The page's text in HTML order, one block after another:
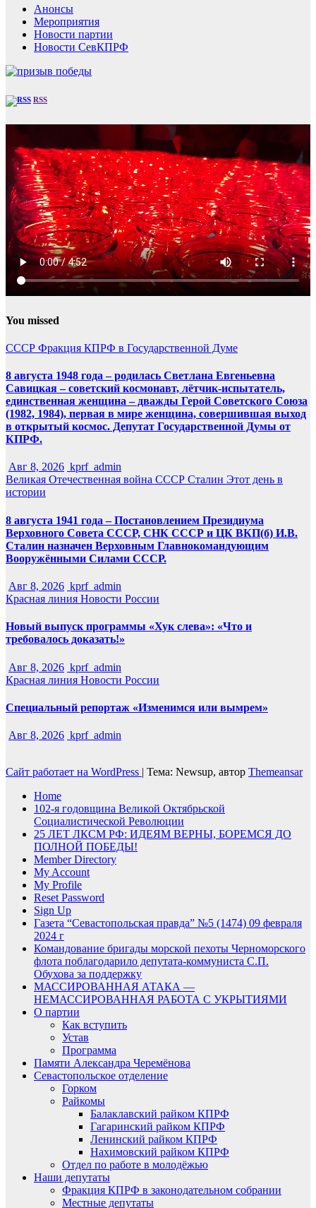
Анонсы
Мероприятия
Новости партии
Новости СевКПРФ
RSS
You missed
СССР Фракция КПРФ в Государственной Думе
8 августа 1948 года – родилась Светлана Евгеньевна
Савицкая – советский космонавт, лётчик-испытатель,
единственная женщина – дважды Герой Советского Союза
(1982, 1984), первая в мире женщина, совершившая выход
в открытый космос. Депутат Государственной Думы от
КПРФ.
Авг 8, 2026 kprf_admin
Великая Отечественная война СССР Сталин Этот день в
истории
8 августа 1941 года – Постановлением Президиума
Верховного Совета СССР, СНК СССР и ЦК ВКП(б) И.В.
Сталин назначен Верховным Главнокомандующим
Вооружёнными Силами СССР.
Авг 8, 2026 kprf_admin
Красная линия Новости России
Новый выпуск программы «Хук слева»: «Что и
требовалось доказать!»
Авг 8, 2026 kprf_admin
Красная линия Новости России
Специальный репортаж «Изменимся или вымрем»
Авг 8, 2026 kprf_admin
Сайт работает на WordPress | Тема: Newsup, автор Themeansar
Home
102-я годовщина Великой Октябрьской
Социалистической Революции
25 ЛЕТ ЛКСМ РФ: ИДЕЯМ ВЕРНЫ, БОРЕМСЯ ДО
ПОЛНОЙ ПОБЕДЫ!
Member Directory
My Account
My Profile
Reset Password
Sign Up
Газета “Севастопольская правда” №5 (1474) 09 февраля
2024 г
Командование бригады морской пехоты Черноморского
флота поблагодарило депутата-коммуниста С.П.
Обухова за поддержку
МАССИРОВАННАЯ АТАКА —
НЕМАССИРОВАННАЯ РАБОТА С УКРЫТИЯМИ
О партии
Как вступить
Устав
Программа
Памяти Александра Черемёнова
Севастопольское отделение
Горком
Райкомы
Балаклавский райком КПРФ
Гагаринский райком КПРФ
Ленинский райком КПРФ
Нахимовский райком КПРФ
Отдел по работе в молодёжью
Наши депутаты
Фракция КПРФ в законодательном собрании
Местные депутаты